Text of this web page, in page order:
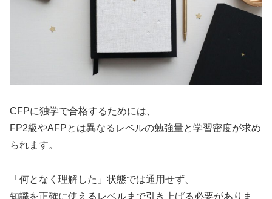
CFPに独学で合格するためには、
FP2級やAFPとは異なるレベルの勉強量と学習密度が求め
られます。
「何となく理解した」状態では通用せず、
知識を正確に使えるレベルまで引き上げる必要がありま